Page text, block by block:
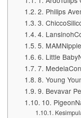
2. Philips
3.
4.
5.
6. Little
7.
8. Young
9. Bevavar
10.